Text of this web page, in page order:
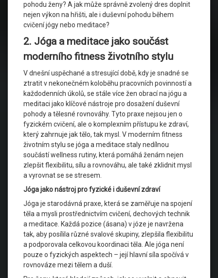
pohodu ženy? A jak může správně zvolený dres doplnit
nejen výkon na hřišti, ale i duševní pohodu během
cvičení jógy nebo meditace?
2. Jóga a meditace jako součást
moderního fitness životního stylu
V dnešní uspěchané a stresující době, kdy je snadné se
ztratit v nekonečném koloběhu pracovních povinností a
každodenních úkolů, se stále více žen obrací na jógu a
meditaci jako klíčové nástroje pro dosažení duševní
pohody a tělesné rovnováhy. Tyto praxe nejsou jen o
fyzickém cvičení, ale o komplexním přístupu ke zdraví,
který zahrnuje jak tělo, tak mysl. V moderním fitness
životním stylu se jóga a meditace staly nedílnou
součástí wellness rutiny, která pomáhá ženám nejen
zlepšit flexibilitu, sílu a rovnováhu, ale také zklidnit mysl
a vyrovnat se se stresem.
Jóga jako nástroj pro fyzické i duševní zdraví
Jóga je starodávná praxe, která se zaměřuje na spojení
těla a mysli prostřednictvím cvičení, dechových technik
a meditace. Každá pozice (ásana) v józe je navržena
tak, aby posílila různé svalové skupiny, zlepšila flexibilitu
a podporovala celkovou koordinaci těla. Ale jóga není
pouze o fyzických aspektech – její hlavní síla spočívá v
rovnováze mezi tělem a duší.